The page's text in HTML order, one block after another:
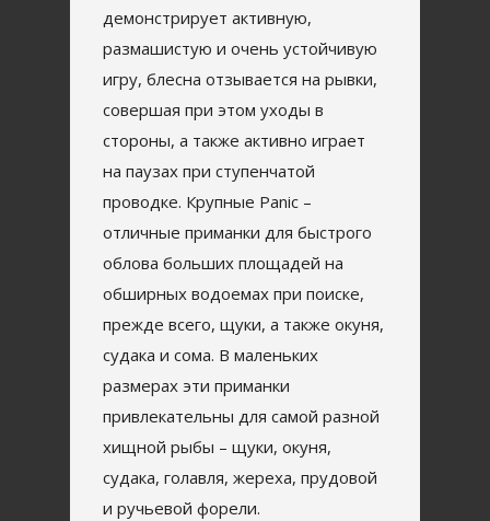
демонстрирует активную,
размашистую и очень устойчивую
игру, блесна отзывается на рывки,
совершая при этом уходы в
стороны, а также активно играет
на паузах при ступенчатой
проводке. Крупные Panic –
отличные приманки для быстрого
облова больших площадей на
обширных водоемах при поиске,
прежде всего, щуки, а также окуня,
судака и сома. В маленьких
размерах эти приманки
привлекательны для самой разной
хищной рыбы – щуки, окуня,
судака, голавля, жереха, прудовой
и ручьевой форели.